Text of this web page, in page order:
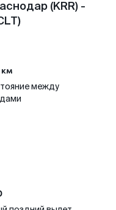
(KRR) -
между